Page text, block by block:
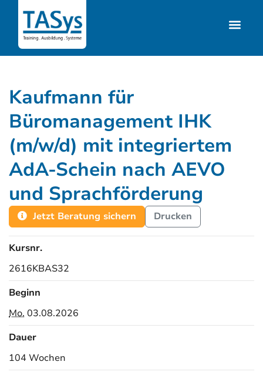
Kaufmann für
Büromanagement IHK
(m/w/d) mit integriertem
AdA-Schein nach AEVO
und Sprachförderung
Jetzt Beratung sichern Drucken
Kursnr.
2616KBAS32
Beginn
Mo. 03.08.2026
Dauer
104 Wochen